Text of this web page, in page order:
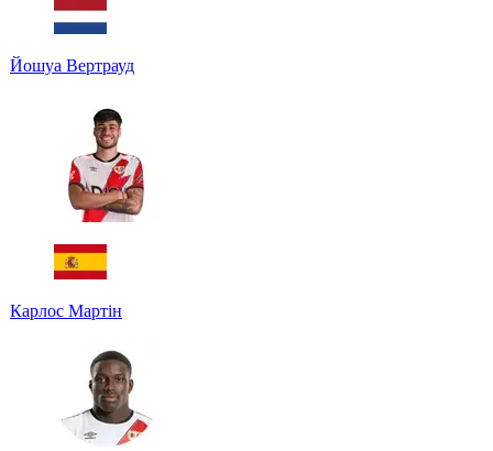
Йошуа Вертрауд
Карлос Мартін